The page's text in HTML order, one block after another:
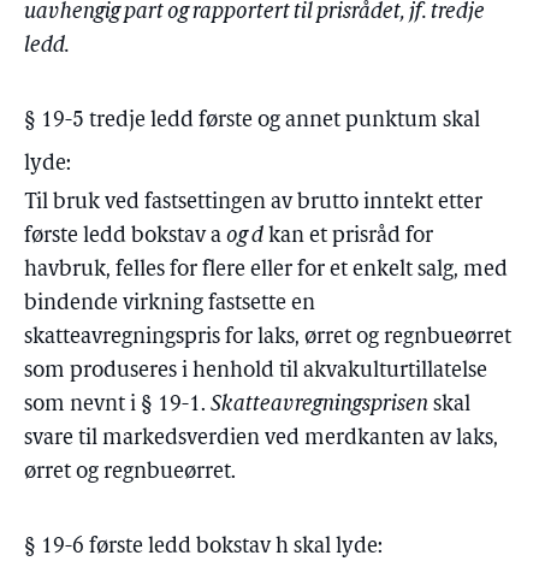
uavhengig part og rapportert til prisrådet, jf. tredje
ledd.
§ 19-5 tredje ledd første og annet punktum skal
lyde:
Til bruk ved fastsettingen av brutto inntekt etter
første ledd bokstav a og d kan et prisråd for
havbruk, felles for flere eller for et enkelt salg, med
bindende virkning fastsette en
skatteavregningspris for laks, ørret og regnbueørret
som produseres i henhold til akvakulturtillatelse
som nevnt i § 19-1. Skatteavregningsprisen skal
svare til markedsverdien ved merdkanten av laks,
ørret og regnbueørret.
§ 19-6 første ledd bokstav h skal lyde: